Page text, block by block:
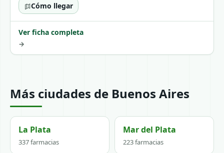
Cómo llegar
Ver ficha completa
→
Más ciudades de Buenos Aires
La Plata
337 farmacias
Mar del Plata
223 farmacias